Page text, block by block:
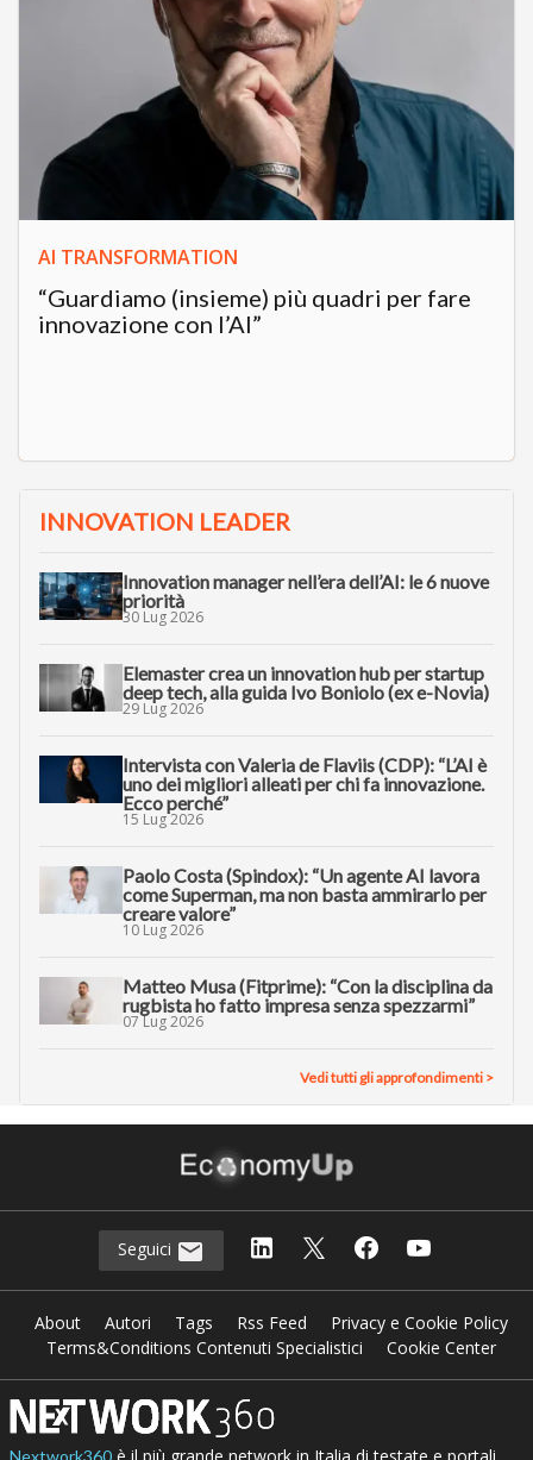
AI TRANSFORMATION
“Guardiamo (insieme) più quadri per fare
innovazione con l’AI”
INNOVATION LEADER
Innovation manager nell’era dell’AI: le 6 nuove
priorità
30 Lug 2026
Elemaster crea un innovation hub per startup
deep tech, alla guida Ivo Boniolo (ex e-Novia)
29 Lug 2026
Intervista con Valeria de Flaviis (CDP): “L’AI è
uno dei migliori alleati per chi fa innovazione.
Ecco perché”
15 Lug 2026
Paolo Costa (Spindox): “Un agente AI lavora
come Superman, ma non basta ammirarlo per
creare valore”
10 Lug 2026
Matteo Musa (Fitprime): “Con la disciplina da
rugbista ho fatto impresa senza spezzarmi”
07 Lug 2026
Vedi tutti gli approfondimenti >
Seguici
About Autori Tags Rss Feed
Privacy e Cookie Policy
Terms&Conditions Contenuti Specialistici
Cookie Center
Nextwork360è il più grande network in Italia di testate e portali